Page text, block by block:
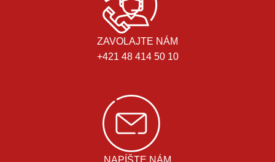
ZAVOLAJTE NÁM
+421 48 414 50 10